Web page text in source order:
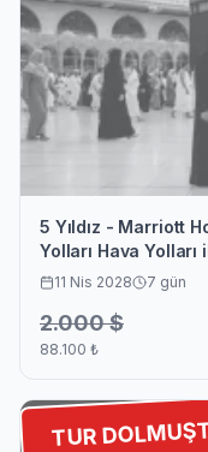
5 Yıldız - Marriott
Yolları Hava
11 Nis 2028 7 gün
2.000$
88.100 ₺
TUR